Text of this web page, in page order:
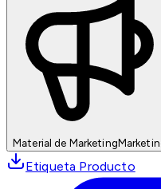
Material de Marketing
Etiqueta Producto